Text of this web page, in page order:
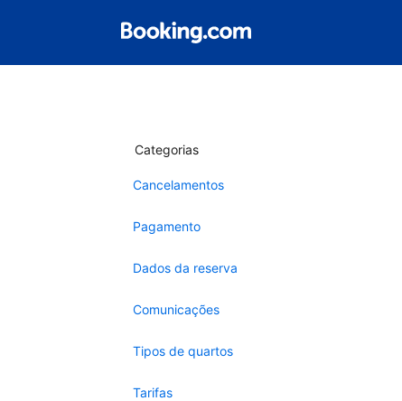
Categorias
Cancelamentos
Pagamento
Dados da reserva
Comunicações
Tipos de quartos
Tarifas